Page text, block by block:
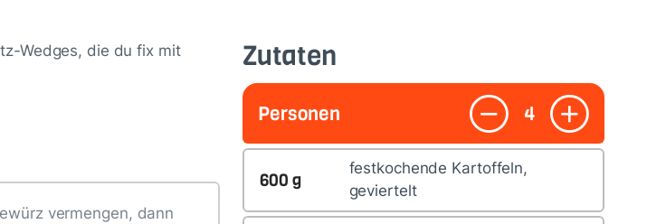
Wedges, die du fix mit
vermengen, dann
Zutaten
Personen 4
600 g
festkochende Kartoffeln,
geviertelt